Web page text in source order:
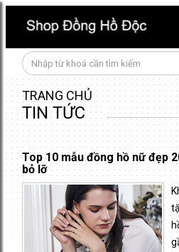
TRANG CHỦ
TIN TỨC
Top 10 mẫu đồng hồ nữ đẹp
bỏ lỡ